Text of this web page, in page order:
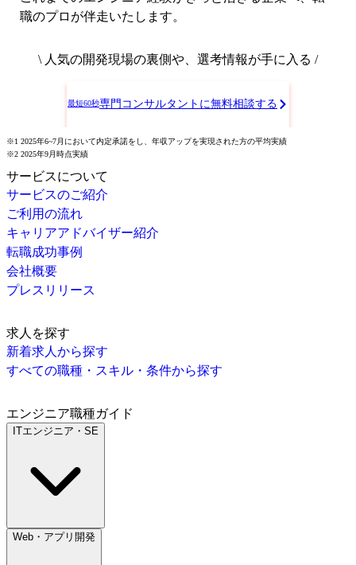
職のプロが伴走いたします。
\ 人気の開発現場の裏側や、選考情報が手に入る /
最短60秒専門コンサルタントに無料相談する
※1 2025年6~7月において内定承諾をし、年収アップを実現された方の平均実績
※2 2025年9月時点実績
サービスについて
サービスのご紹介
ご利用の流れ
キャリアアドバイザー紹介
転職成功事例
会社概要
プレスリリース
求人を探す
新着求人から探す
すべての職種・スキル・条件から探す
エンジニア職種ガイド
ITエンジニア・SE
Web・アプリ開発